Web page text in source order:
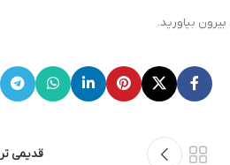
بیرون بیاورید.
قدیمی تر